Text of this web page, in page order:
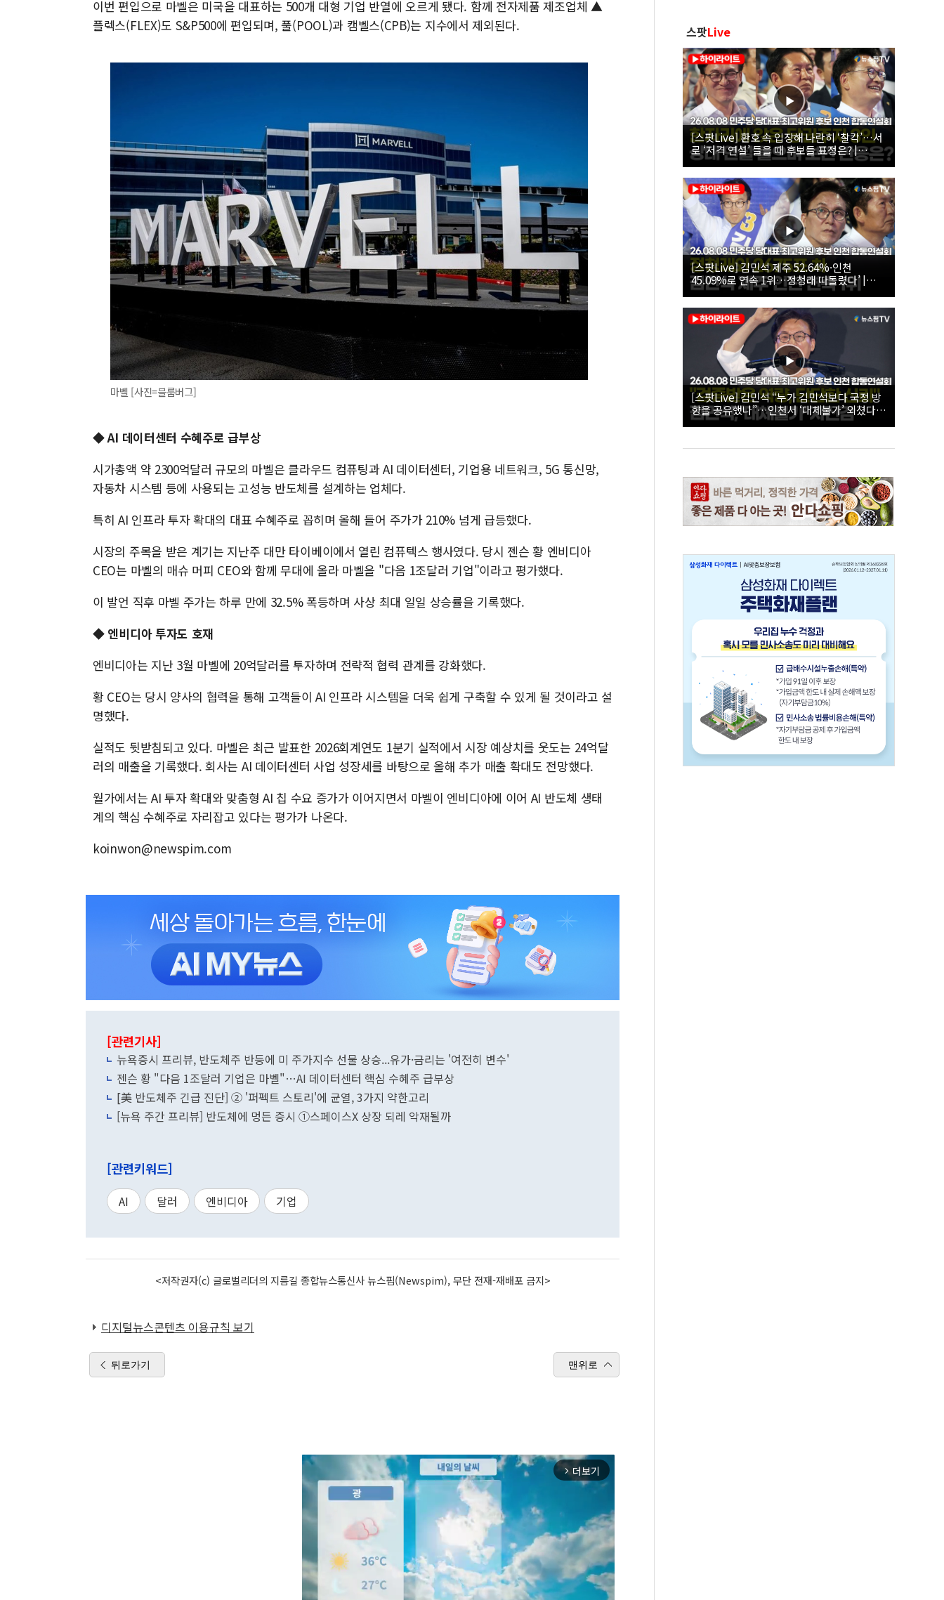
이번 편입으로 마벨은 미국을 대표하는 500개 대형 기업 반열에 오르게 됐다. 함께 전자제품 제조업체 ▲
플렉스(FLEX)도 S&P500에 편입되며, 풀(POOL)과 캠벨스(CPB)는 지수에서 제외된다.
마벨 [사진=블룸버그]
◆ AI 데이터센터 수혜주로 급부상
시가총액 약 2300억달러 규모의 마벨은 클라우드 컴퓨팅과 AI 데이터센터, 기업용 네트워크, 5G 통신망,
자동차 시스템 등에 사용되는 고성능 반도체를 설계하는 업체다.
특히 AI 인프라 투자 확대의 대표 수혜주로 꼽히며 올해 들어 주가가 210% 넘게 급등했다.
시장의 주목을 받은 계기는 지난주 대만 타이베이에서 열린 컴퓨텍스 행사였다. 당시 젠슨 황 엔비디아
CEO는 마벨의 매슈 머피 CEO와 함께 무대에 올라 마벨을 "다음 1조달러 기업"이라고 평가했다.
이 발언 직후 마벨 주가는 하루 만에 32.5% 폭등하며 사상 최대 일일 상승률을 기록했다.
◆ 엔비디아 투자도 호재
엔비디아는 지난 3월 마벨에 20억달러를 투자하며 전략적 협력 관계를 강화했다.
황 CEO는 당시 양사의 협력을 통해 고객들이 AI 인프라 시스템을 더욱 쉽게 구축할 수 있게 될 것이라고 설
명했다.
실적도 뒷받침되고 있다. 마벨은 최근 발표한 2026회계연도 1분기 실적에서 시장 예상치를 웃도는 24억달
러의 매출을 기록했다. 회사는 AI 데이터센터 사업 성장세를 바탕으로 올해 추가 매출 확대도 전망했다.
월가에서는 AI 투자 확대와 맞춤형 AI 칩 수요 증가가 이어지면서 마벨이 엔비디아에 이어 AI 반도체 생태
계의 핵심 수혜주로 자리잡고 있다는 평가가 나온다.
koinwon@newspim.com
[관련기사]
뉴욕증시 프리뷰, 반도체주 반등에 미 주가지수 선물 상승...유가·금리는 '여전히 변수'
젠슨 황 "다음 1조달러 기업은 마벨"…AI 데이터센터 핵심 수혜주 급부상
[美 반도체주 긴급 진단] ② '퍼펙트 스토리'에 균열, 3가지 약한고리
[뉴욕 주간 프리뷰] 반도체에 멍든 증시 ①스페이스X 상장 되레 악재될까
[관련키워드]
AI 달러 엔비디아 기업
<저작권자(c) 글로벌리더의 지름길 종합뉴스통신사 뉴스핌(Newspim), 무단 전재-재배포 금지>
디지털뉴스콘텐츠 이용규칙 보기
뒤로가기 맨위로
arrow_forward_ios 더보기
스팟Live
[스팟Live] 환호 속 입장해 나란히 ‘찰칵’…서
로 ‘저격 연설’ 들을 때 후보들 표정은? |
26.08.08 더불어민주당 당대표·최고위원 후
보 인천 합동연설회
[스팟Live] 김민석 제주 52.64%·인천
45.09%로 연속 1위…정청래 따돌렸다’ |
26.08.08 더불어민주당 당대표·최고위원 후
보 인천 합동연설회
[스팟Live] 김민석 “누가 김민석보다 국정 방
향을 공유했나”…인천서 ‘대체불가’ 외쳤다 |
26.08.08 더불어민주당 당대표·최고위원 후